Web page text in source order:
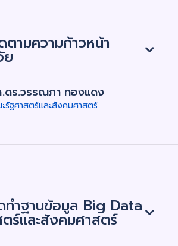
ตามความก้าวหน้า
ย
ดร.วรรณภา ทองแดง
รัฐศาสตร์และสังคมศาสตร์
ทำฐานข้อมูล Big Data
ร์และสังคมศาสตร์